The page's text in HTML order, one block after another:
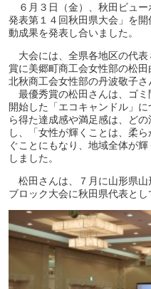
６月３日（金）、秋田ビュー
発表第１４回秋田県大会」を
動成果を発表し合いました。
大会には、全県各地区の代表
賞に美郷町商工会女性部の松
北秋商工会女性部の丹波敬子さ
最優秀賞の松田さんは、ゴミ
開始した「エコキャンドル」
ら得た達成感や満足感は、ど
し、「女性が輝くことは、柔
ぐことにもなり、地域全体が
しました。
松田さんは、７月に山形県山
ブロック大会に秋田県代表とし